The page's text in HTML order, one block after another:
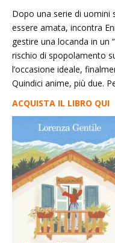
Dopo una serie di uomini
essere amata, incontra
gestire una locanda in un
rischio di spopolamento
l’occasione ideale,
Quindici anime, più due.
ACQUISTA IL LIBRO QUI